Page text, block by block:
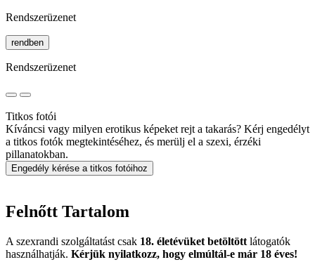
Rendszerüzenet
rendben
Rendszerüzenet
Titkos fotói
Kíváncsi vagy milyen erotikus képeket rejt a takarás? Kérj engedélyt
a titkos fotók megtekintéséhez, és merülj el a szexi, érzéki
pillanatokban.
Engedély kérése a titkos fotóihoz
Felnőtt Tartalom
A szexrandi szolgáltatást csak 18. életévüket betöltött látogatók
használhatják. Kérjük nyilatkozz, hogy elmúltál-e már 18 éves!